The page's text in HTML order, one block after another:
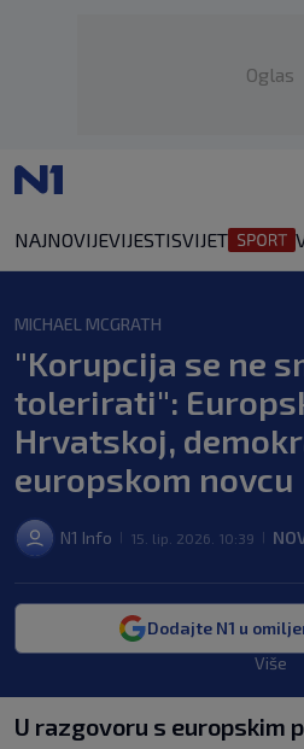
Oglas
NAJNOVIJEVIJESTISVIJET
MICHAEL MCGRATH
"Korupcija se ne
tolerirati":
Hrvatskoj,
europskom novcu
N1 Info 15. lip. 2026. 10:39
Dodajte N1 u
Više
U razgovoru s europskim